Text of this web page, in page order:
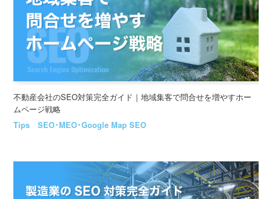
不動産会社のSEO対策完全ガイド｜地域集客で問合せを増やすホー
ムページ戦略
Tips SEO･MEO･Google Map SEO